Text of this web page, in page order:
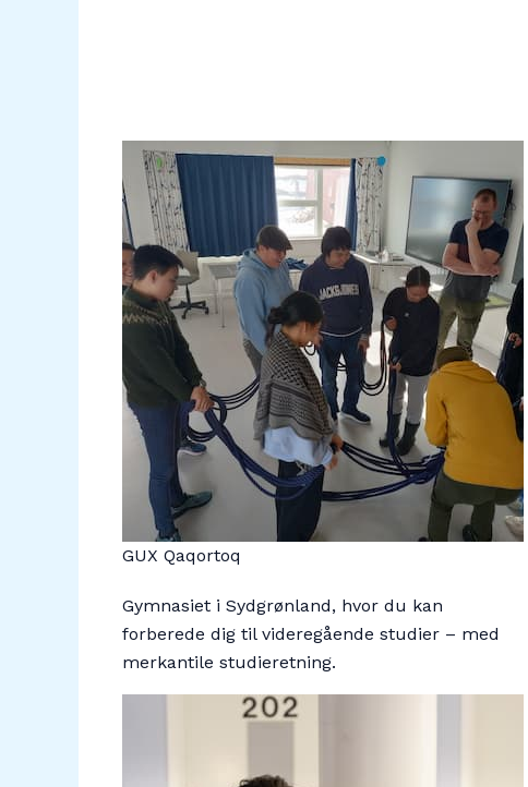
GUX Qaqortoq
Gymnasiet i Sydgrønland, hvor du kan
forberede dig til videregående studier – med
merkantile studieretning.